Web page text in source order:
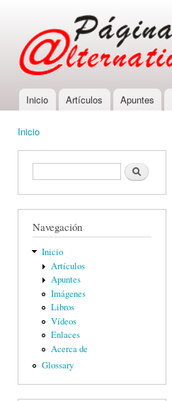
Main menu
Inicio Artículos Apuntes
Inicio
Formulario de búsquedaBuscar
Navegación
Inicio
Artículos
Apuntes
Imágenes
Libros
Vídeos
Enlaces
Acerca de
Glossary